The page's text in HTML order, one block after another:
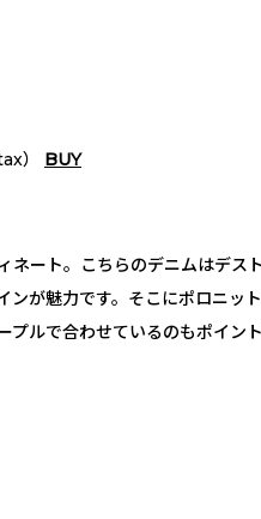
） BUY
ネート。こちらのデニムはデ
ンが魅力です。そこにポロニッ
ルで合わせているのもポイント